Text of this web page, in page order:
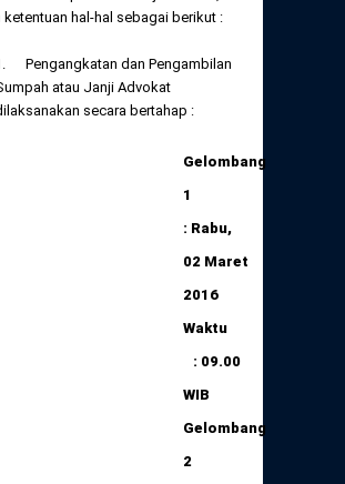
Perkara Dewan Kehormatan Daerah
ketentuan hal-hal sebagai berikut :
Pengangkatan dan Pengambilan
atau Janji Advokat
secara bertahap :
Gelombang
1
: Rabu,
02 Maret
2016
Waktu
: 09.00
WIB
Gelombang
2